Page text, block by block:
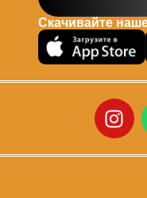
Скачивайте